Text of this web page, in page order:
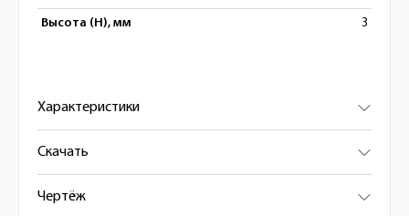
Высота (H), мм 3
Характеристики
Скачать
Чертёж